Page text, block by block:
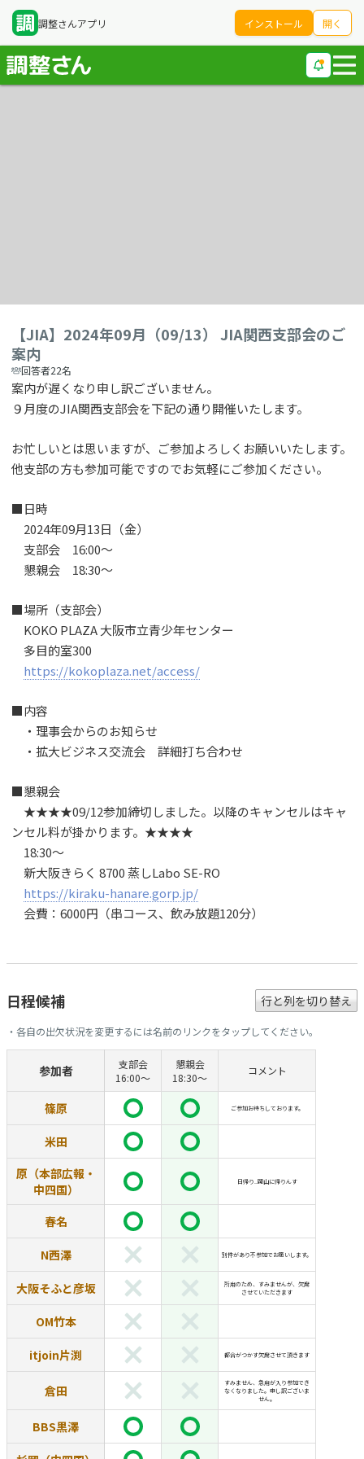
調整さんアプリ インストール 開く
【JIA】2024年09月（09/13） JIA関西支部会のご
案内
回答者22名
案内が遅くなり申し訳ございません。
９月度のJIA関西支部会を下記の通り開催いたします。
お忙しいとは思いますが、ご参加よろしくお願いいたします。
他支部の方も参加可能ですのでお気軽にご参加ください。
■日時
2024年09月13日（金）
支部会 16:00～
懇親会 18:30～
■場所（支部会）
KOKO PLAZA 大阪市立青少年センター
多目的室300
https://kokoplaza.net/access/
■内容
・理事会からのお知らせ
・拡大ビジネス交流会 詳細打ち合わせ
■懇親会
★★★★09/12参加締切しました。以降のキャンセルはキャ
ンセル料が掛かります。★★★★
18:30～
新大阪きらく 8700 蒸しLabo SE-RO
https://kiraku-hanare.gorp.jp/
会費：6000円（串コース、飲み放題120分）
日程候補 行と列を切り替え
・各自の出欠状況を変更するには名前のリンクをタップしてください。
参加者
支部会
16:00～
懇親会
18:30～
コメント
篠原 ご参加お待ちしております。
米田
原（本部広報・
中四国）
日帰り..岡山に帰りんす
春名
N西澤 別件があり不参加でお願いします。
大阪そふと彦坂
所用のため、すみませんが、欠席
させていただきます
OM竹本
itjoin片渕 都合がつかす欠席させて頂きます
倉田
すみません、急用が入り参加でき
なくなりました。申し訳ございま
せん。
BBS黒澤